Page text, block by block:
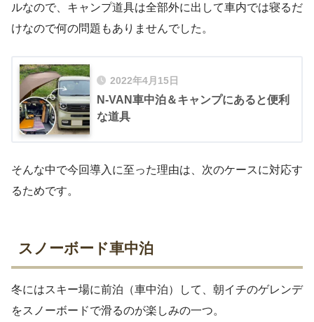
ルなので、キャンプ道具は全部外に出して車内では寝るだ
けなので何の問題もありませんでした。
2022年4月15日
N-VAN車中泊＆キャンプにあると便利
な道具
そんな中で今回導入に至った理由は、次のケースに対応す
るためです。
スノーボード車中泊
冬にはスキー場に前泊（車中泊）して、朝イチのゲレンデ
をスノーボードで滑るのが楽しみの一つ。